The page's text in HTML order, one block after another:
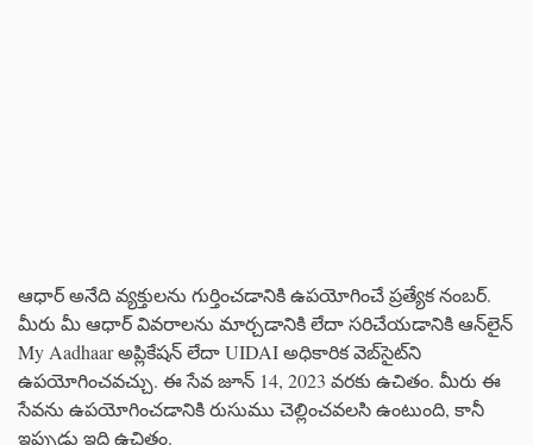
ఆధార్ అనేది వ్యక్తులను గుర్తించడానికి ఉపయోగించే ప్రత్యేక నంబర్.
మీరు మీ ఆధార్ వివరాలను మార్చడానికి లేదా సరిచేయడానికి ఆన్‌లైన్
My Aadhaar అప్లికేషన్ లేదా UIDAI అధికారిక వెబ్‌సైట్‌ని
ఉపయోగించవచ్చు. ఈ సేవ జూన్ 14, 2023 వరకు ఉచితం. మీరు ఈ
సేవను ఉపయోగించడానికి రుసుము చెల్లించవలసి ఉంటుంది, కానీ
ఇప్పుడు ఇది ఉచితం.